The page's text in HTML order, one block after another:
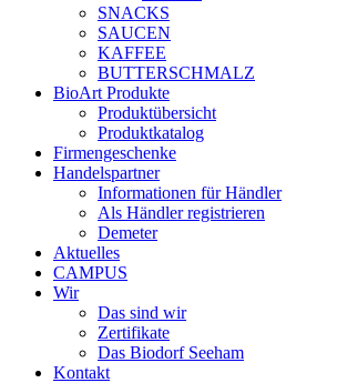
SNACKS
SAUCEN
KAFFEE
BUTTERSCHMALZ
BioArt Produkte
Produktübersicht
Produktkatalog
Firmengeschenke
Handelspartner
Informationen für Händler
Als Händler registrieren
Demeter
Aktuelles
CAMPUS
Wir
Das sind wir
Zertifikate
Das Biodorf Seeham
Kontakt